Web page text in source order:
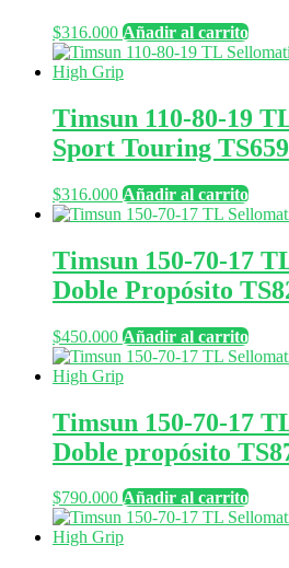
$316.000 Añadir al carrito
Timsun 110-80-19
Sport Touring
$316.000 Añadir al carrito
Timsun 150-70-17
Doble Propósito
$450.000 Añadir al carrito
Timsun 150-70-17
Doble propósito
$790.000 Añadir al carrito